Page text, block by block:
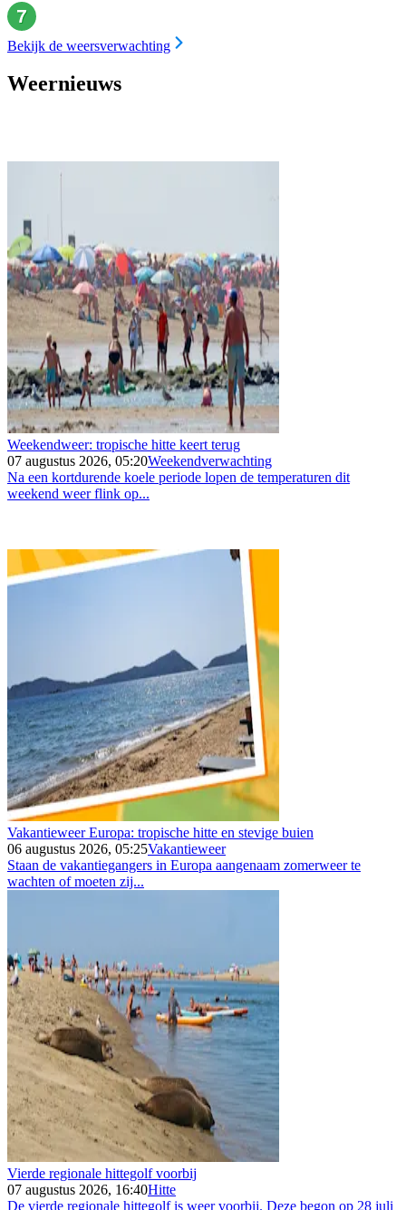
Bekijk de weersverwachting
Weernieuws
Weekendweer: tropische hitte keert terug
07 augustus 2026, 05:20Weekendverwachting
Na een kortdurende koele periode lopen de temperaturen dit
weekend weer flink op...
Vakantieweer Europa: tropische hitte en stevige buien
06 augustus 2026, 05:25Vakantieweer
Staan de vakantiegangers in Europa aangenaam zomerweer te
wachten of moeten zij...
Vierde regionale hittegolf voorbij
07 augustus 2026, 16:40Hitte
De vierde regionale hittegolf is weer voorbij. Deze begon op 28 juli